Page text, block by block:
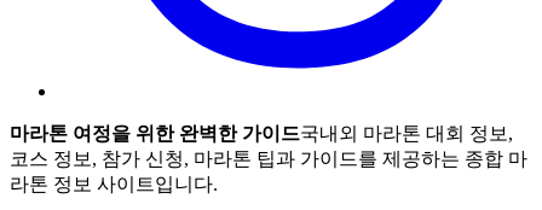
마라톤 여정을 위한 완벽한 가이드국내외 마라톤 대회 정보,
코스 정보, 참가 신청, 마라톤 팁과 가이드를 제공하는 종합 마
라톤 정보 사이트입니다.